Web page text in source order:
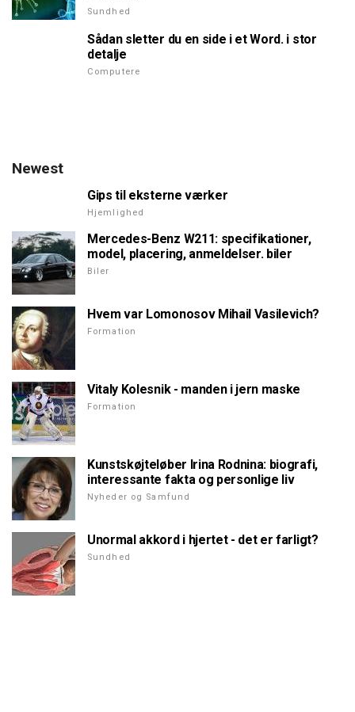
Sundhed
Sådan sletter du en side i et Word. i stor
detalje
Computere
Newest
Gips til eksterne værker
Hjemlighed
Mercedes-Benz W211: specifikationer,
model, placering, anmeldelser. biler
Biler
Hvem var Lomonosov Mihail Vasilevich?
Formation
Vitaly Kolesnik - manden i jern maske
Formation
Kunstskøjteløber Irina Rodnina: biografi,
interessante fakta og personlige liv
Nyheder og Samfund
Unormal akkord i hjertet - det er farligt?
Sundhed